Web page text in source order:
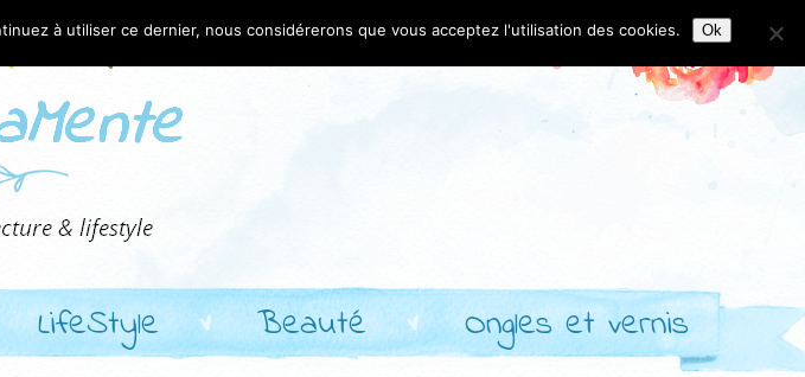
LifeStyle Beauté Ongles et vernis
à utiliser ce dernier, nous considérerons que vous acceptez l'utilisation des cookies. Ok